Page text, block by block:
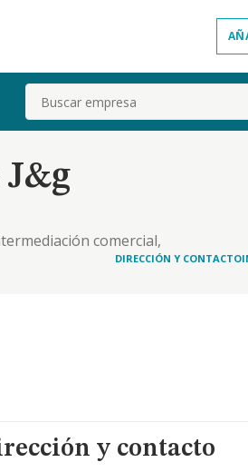
Buscar
J&g
comercial,
DIRECCIÓN Y CONTACTO
y contacto